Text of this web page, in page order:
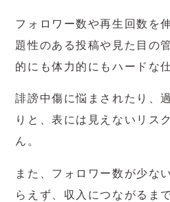
フォロワー数や再生回数を
題性のある投稿や見た目の
的にも体力的にもハードな
誹謗中傷に悩まされたり、
りと、表には見えないリス
ん。
また、フォロワー数が少な
らえず、収入につながるま